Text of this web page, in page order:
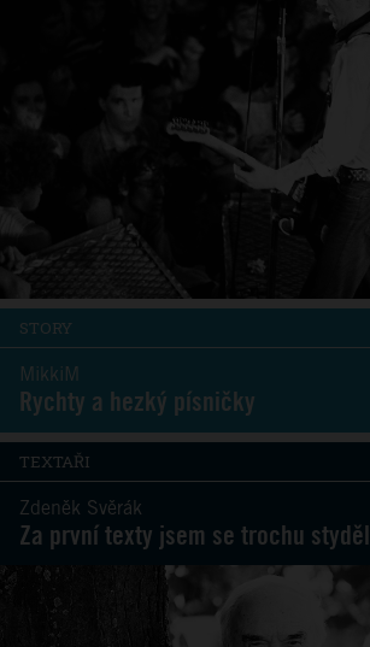
STORY
MikkiM
Rychty a hezký písničky
TEXTAŘI
Zdeněk Svěrák
Za první texty jsem se trochu styděl